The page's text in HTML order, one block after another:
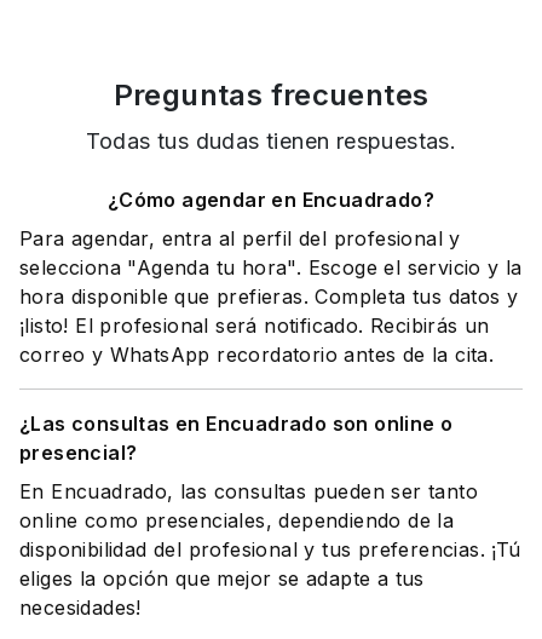
Preguntas frecuentes
Todas tus dudas tienen respuestas.
¿Cómo agendar en Encuadrado?
Para agendar, entra al perfil del profesional y
selecciona "Agenda tu hora". Escoge el servicio y la
hora disponible que prefieras. Completa tus datos y
¡listo! El profesional será notificado. Recibirás un
correo y WhatsApp recordatorio antes de la cita.
¿Las consultas en Encuadrado son online o
presencial?
En Encuadrado, las consultas pueden ser tanto
online como presenciales, dependiendo de la
disponibilidad del profesional y tus preferencias. ¡Tú
eliges la opción que mejor se adapte a tus
necesidades!